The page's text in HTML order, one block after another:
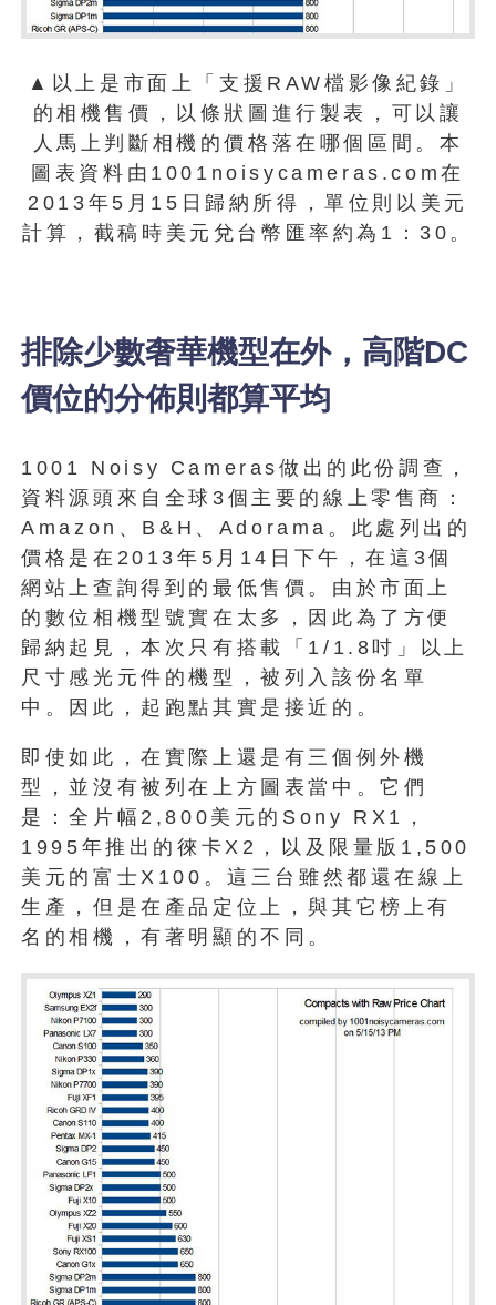
▲以上是市面上「支援RAW檔影像紀錄」
的相機售價，以條狀圖進行製表，可以讓
人馬上判斷相機的價格落在哪個區間。本
圖表資料由1001noisycameras.com在
2013年5月15日歸納所得，單位則以美元
計算，截稿時美元兌台幣匯率約為1：30。
排除少數奢華機型在外，高階DC
價位的分佈則都算平均
1001 Noisy Cameras做出的此份調查，
資料源頭來自全球3個主要的線上零售商：
Amazon、B&H、Adorama。此處列出的
價格是在2013年5月14日下午，在這3個
網站上查詢得到的最低售價。由於市面上
的數位相機型號實在太多，因此為了方便
歸納起見，本次只有搭載「1/1.8吋」以上
尺寸感光元件的機型，被列入該份名單
中。因此，起跑點其實是接近的。
即使如此，在實際上還是有三個例外機
型，並沒有被列在上方圖表當中。它們
是：全片幅2,800美元的Sony RX1，
1995年推出的徠卡X2，以及限量版1,500
美元的富士X100。這三台雖然都還在線上
生產，但是在產品定位上，與其它榜上有
名的相機，有著明顯的不同。